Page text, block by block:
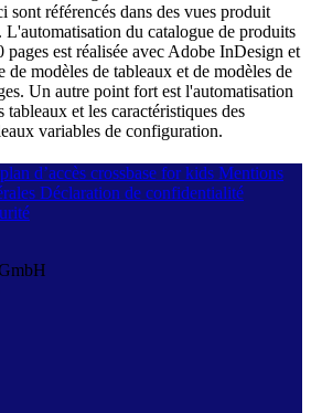
sont référencés dans des vues produit
du catalogue de produits
est réalisée avec Adobe InDesign et
de modèles de tableaux et de modèles de
Un autre point fort est l'automatisation
tableaux et les caractéristiques des
variables de configuration.
d’accès crossbase for kids Mentions
Déclaration de confidentialité